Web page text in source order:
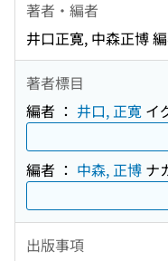
著者・編者
井口正寛, 中森正博
著者標目
編者 ： 井口, 正寛 イ
編者 ： 中森, 正博 ナ
出版事項